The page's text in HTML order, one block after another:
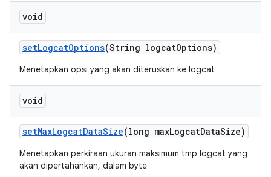
void
setLogcatOptions(String logcatOptions)
Menetapkan opsi yang akan diteruskan ke logcat
void
setMaxLogcatDataSize(long maxLogcatDataSize)
Menetapkan perkiraan ukuran maksimum tmp logcat yang
akan dipertahankan, dalam byte